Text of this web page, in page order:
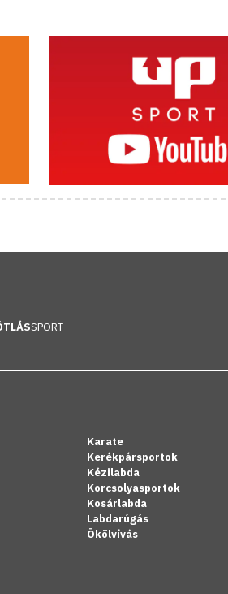
SPORT
Karate
Kerékpársportok
Kézilabda
Korcsolyasportok
Kosárlabda
Labdarúgás
Ökölvívás